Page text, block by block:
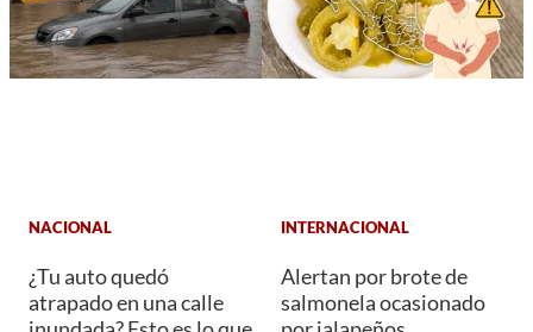
NACIONAL
¿Tu auto quedó
atrapado en una calle
INTERNACIONAL
Alertan por brote de
salmonela ocasionado